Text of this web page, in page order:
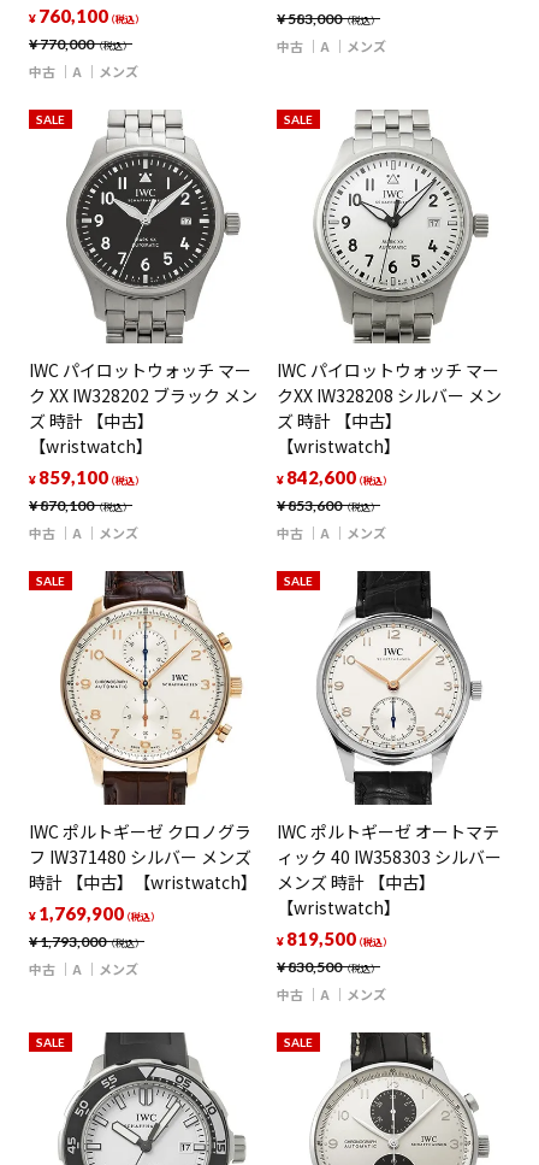
¥770,000（税込）
¥ 760,100（税込）
中古 A メンズ
¥583,000（税込）
中古 A メンズ
SALE
IWC パイロットウォッチ マー
ク XX IW328202 ブラック メン
ズ 時計 【中古】
【wristwatch】
¥870,100（税込）
¥ 859,100（税込）
中古 A メンズ
SALE
IWC パイロットウォッチ マー
クXX IW328208 シルバー メン
ズ 時計 【中古】
【wristwatch】
¥853,600（税込）
¥ 842,600（税込）
中古 A メンズ
SALE
IWC ポルトギーゼ クロノグラ
フ IW371480 シルバー メンズ
時計 【中古】【wristwatch】
¥1,793,000（税込）
¥ 1,769,900（税込）
中古 A メンズ
SALE
IWC ポルトギーゼ オートマテ
ィック 40 IW358303 シルバー
メンズ 時計 【中古】
【wristwatch】
¥830,500（税込）
¥ 819,500（税込）
中古 A メンズ
SALE SALE